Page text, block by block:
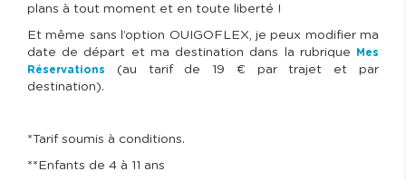
plans à tout moment et en toute liberté !
Et même sans l’option OUIGOFLEX, je peux modifier ma
date de départ et ma destination dans la rubrique
Mes
Réservations
(au tarif de 19 € par trajet et par
destination).
*Tarif soumis à conditions.
**Enfants de 4 à 11 ans